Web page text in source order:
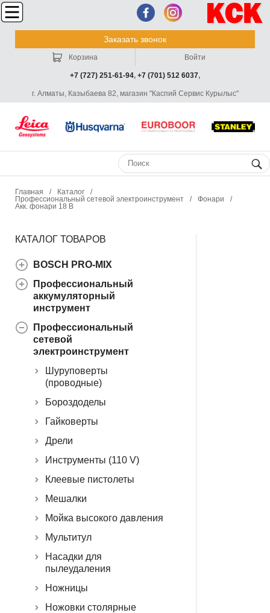
Заказать звонок
+7 (727) 251-61-94, +7 (701) 512 6037,
г. Алматы, Казыбаева 82, магазин "Каспий Сервис Курылыс"
Корзина Войти
Главная / Каталог
/
Профессиональный сетевой электроинструмент
/ Фонари
/
Акк. фонари 18 В
КАТАЛОГ ТОВАРОВ
BOSCH PRO-MIX
Профессиональный
аккумуляторный
инструмент
Профессиональный
сетевой
электроинструмент
Шуруповерты
(проводные)
Бороздоделы
Гайковерты
Дрели
Инструменты (110 V)
Клеевые пистолеты
Мешалки
Мойка высокого давления
Мультитул
Насадки для
пылеудаления
Ножницы
Ножовки столярные